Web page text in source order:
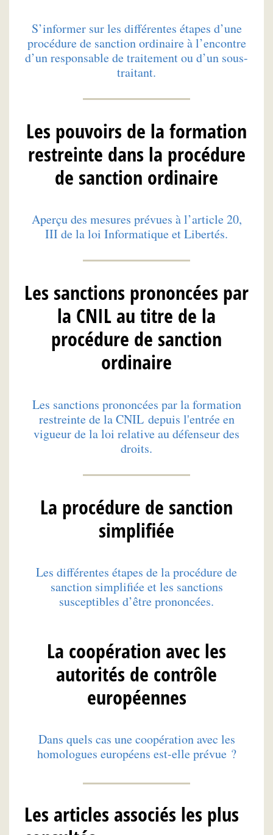
S’informer sur les différentes étapes d’une
procédure de sanction ordinaire à l’encontre
d’un responsable de traitement ou d’un sous-
traitant.
Les pouvoirs de la formation
restreinte dans la procédure
de sanction ordinaire
Aperçu des mesures prévues à l’article 20,
III de la loi Informatique et Libertés.
Les sanctions prononcées par
la CNIL au titre de la
procédure de sanction
ordinaire
Les sanctions prononcées par la formation
restreinte de la CNIL depuis l'entrée en
vigueur de la loi relative au défenseur des
droits.
La procédure de sanction
simplifiée
Les différentes étapes de la procédure de
sanction simplifiée et les sanctions
susceptibles d’être prononcées.
La coopération avec les
autorités de contrôle
européennes
Dans quels cas une coopération avec les
homologues européens est-elle prévue ?
Les articles associés les plus